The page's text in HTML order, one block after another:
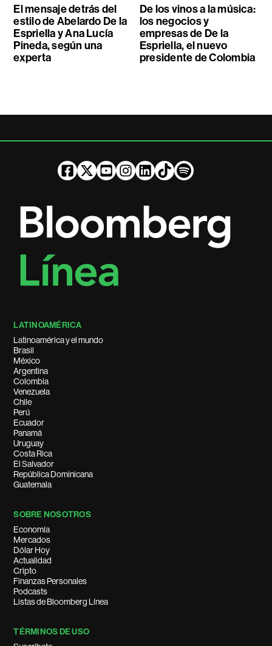
El mensaje detrás del
estilo de Abelardo De la
Espriella y Ana Lucía
Pineda, según una
experta
De los vinos a la música:
los negocios y
empresas de De la
Espriella, el nuevo
presidente de Colombia
LATINOAMÉRICA
Latinoamérica y el mundo
Brasil
México
Argentina
Colombia
Venezuela
Chile
Perú
Ecuador
Panamá
Uruguay
Costa Rica
El Salvador
República Dominicana
Guatemala
SOBRE NOSOTROS
Economía
Mercados
Dólar Hoy
Actualidad
Cripto
Finanzas Personales
Podcasts
Listas de Bloomberg Línea
TÉRMINOS DE USO